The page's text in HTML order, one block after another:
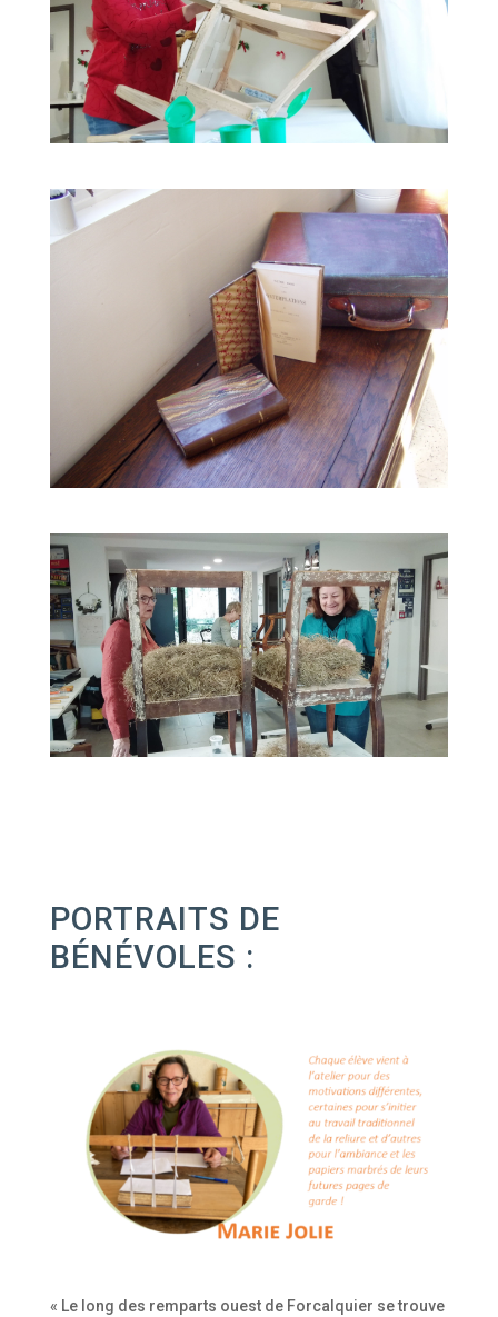
PORTRAITS DE
BÉNÉVOLES :
« Le long des remparts ouest de Forcalquier se trouve